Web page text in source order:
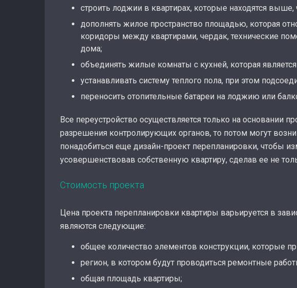
строить лоджии в квартирах, которые находятся
дополнять жилое пространство площадью, которая
коридоры между квартирами, чердак, технические
дома;
объединять жилые комнаты с кухней, которая
устанавливать систему теплого пола, при этом
переносить отопительные батареи на лоджию или
Все переустройство осуществляется только на основании
разрешения контролирующих органов, то потом могут
понадобиться еще дизайн-проект перепланировки, чтобы
усовершенствовав собственную квартиру, сделав ее не
Стоимость проекта
Цена проекта перепланировки квартиры варьируется в
являются следующие:
общее количество элементов конструкции, которые
регион, в котором будут проводиться ремонтные
общая площадь квартиры;